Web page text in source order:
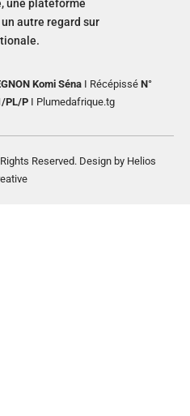
une plateforme
autre regard sur
Komi SénaI RécépisséN°
PL/PI Plumedafrique.tg
Reserved. Design by Helios